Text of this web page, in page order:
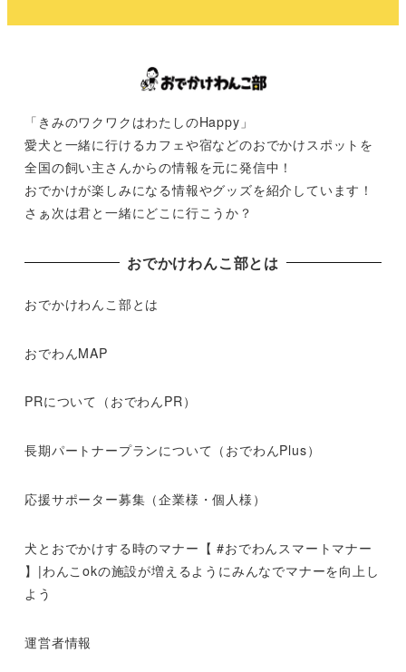
「きみのワクワクはわたしのHappy」
愛犬と一緒に行けるカフェや宿などのおでかけスポットを
全国の飼い主さんからの情報を元に発信中！
おでかけが楽しみになる情報やグッズを紹介しています！
さぁ次は君と一緒にどこに行こうか？
おでかけわんこ部とは
おでかけわんこ部とは
おでわんMAP
PRについて（おでわんPR）
長期パートナープランについて（おでわんPlus）
応援サポーター募集（企業様・個人様）
犬とおでかけする時のマナー【 #おでわんスマートマナー
】|わんこokの施設が増えるようにみんなでマナーを向上し
よう
運営者情報